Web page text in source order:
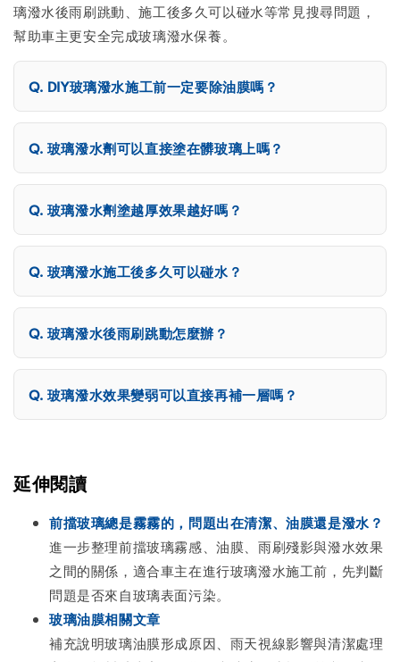
璃潑水後雨刷跳動、施工後多久可以碰水等常見搜尋問題，
幫助車主更安全完成玻璃潑水保養。
DIY玻璃潑水施工前一定要除油膜嗎？
玻璃潑水劑可以直接塗在髒玻璃上嗎？
玻璃潑水劑塗越厚效果越好嗎？
玻璃潑水施工後多久可以碰水？
玻璃潑水後雨刷跳動怎麼辦？
玻璃潑水效果變弱可以直接再補一層嗎？
延伸閱讀
前擋玻璃總是霧霧的，問題出在清潔、油膜還是潑水？
進一步整理前擋玻璃霧感、油膜、雨刷殘影與潑水效果
之間的關係，適合車主在進行玻璃潑水施工前，先判斷
問題是否來自玻璃表面污染。
玻璃油膜相關文章
補充說明玻璃油膜形成原因、雨天視線影響與清潔處理